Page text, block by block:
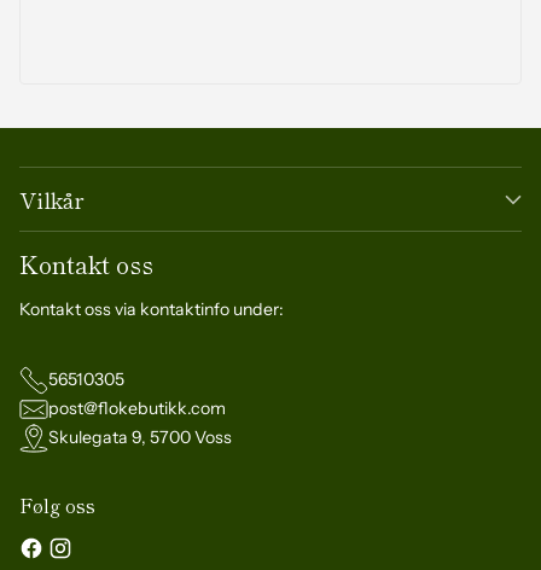
Vilkår
Kontakt oss
Kontakt oss via kontaktinfo under:
56510305
post@flokebutikk.com
Skulegata 9, 5700 Voss
Følg oss